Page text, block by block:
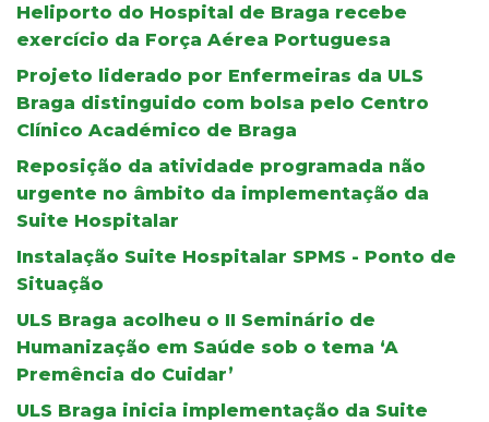
Heliporto do Hospital de Braga recebe
exercício da Força Aérea Portuguesa
Projeto liderado por Enfermeiras da ULS
Braga distinguido com bolsa pelo Centro
Clínico Académico de Braga
Reposição da atividade programada não
urgente no âmbito da implementação da
Suite Hospitalar
Instalação Suite Hospitalar SPMS - Ponto de
Situação
ULS Braga acolheu o II Seminário de
Humanização em Saúde sob o tema ‘A
Premência do Cuidar’
ULS Braga inicia implementação da Suite